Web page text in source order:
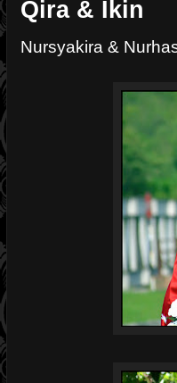
Qira & Ikin
Nursyakira &